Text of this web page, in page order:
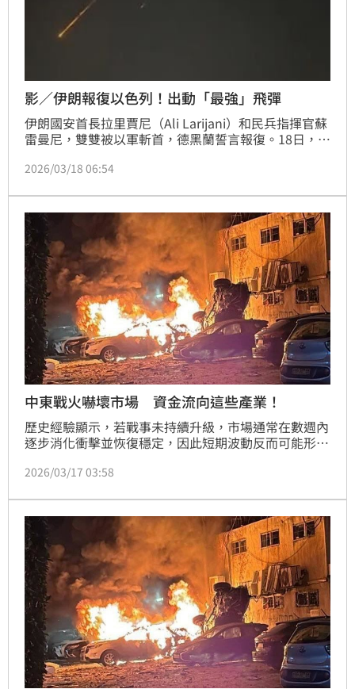
影／伊朗報復以色列！出動「最強」飛彈
伊朗國安首長拉里賈尼（Ali Larijani）和民兵指揮官蘇
雷曼尼，雙雙被以軍斬首，德黑蘭誓言報復。18日，伊
2026/03/18 06:54
中東戰火嚇壞市場 資金流向這些產業！
歷史經驗顯示，若戰事未持續升級，市場通常在數週內
逐步消化衝擊並恢復穩定，因此短期波動反而可能形成
先反映在能源價格與避險資產表現上，短期內油價與黃
盪。不過，若衝突仍維持在有限打擊或區域性緊張情
勢，未進一步擴大至主要航道封鎖或能源基礎設施破
壞，其影響多半屬於短期風險溢價上升，而非全球經濟
基本面出現反轉。
2026/03/17 03:58